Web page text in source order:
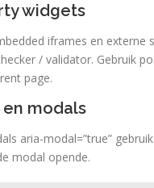
widgets
iframes en externe
/ validator. Gebruik
page.
en modals
aria-modal=”true”
modal opende.